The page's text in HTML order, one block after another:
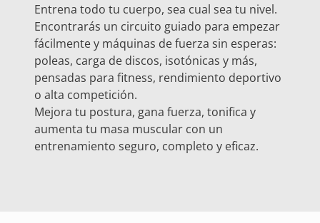
Entrena todo tu cuerpo, sea cual sea tu nivel.
Encontrarás un circuito guiado para empezar
fácilmente y máquinas de fuerza sin esperas:
poleas, carga de discos, isotónicas y más,
pensadas para fitness, rendimiento deportivo
o alta competición.
Mejora tu postura, gana fuerza, tonifica y
aumenta tu masa muscular con un
entrenamiento seguro, completo y eficaz.